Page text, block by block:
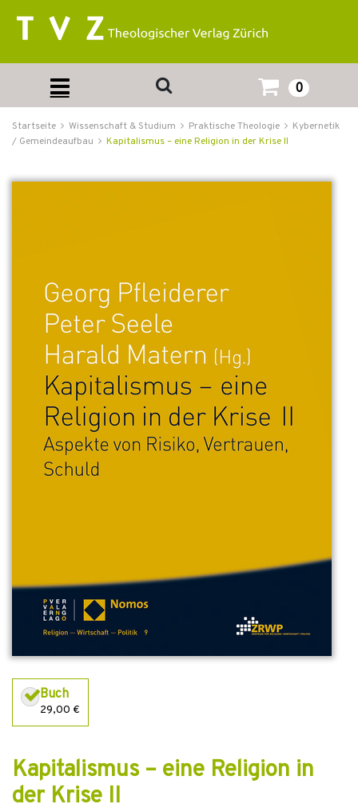
0
Startseite Wissenschaft & Studium Praktische Theologie
Kybernetik
/ Gemeindeaufbau
Kapitalismus – eine Religion in der Krise II
Buch
29,00 €
Kapitalismus – eine Religion in
der Krise II